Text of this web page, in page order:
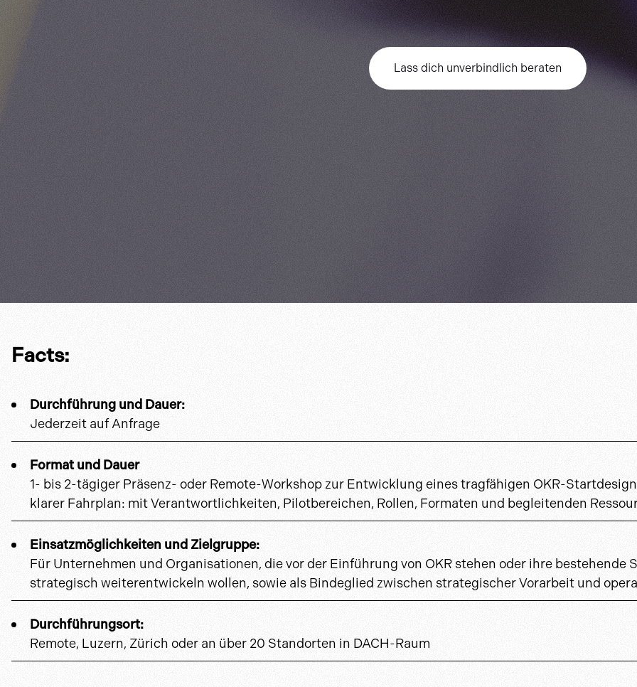
Lass dich unverbindlich beraten
Facts:
Durchführung und Dauer:
Jederzeit auf Anfrage
Format und Dauer
1- bis 2-tägiger Präsenz- oder Remote-Workshop zur Entwicklung eines tragfähigen OKR-
klarer Fahrplan: mit Verantwortlichkeiten, Pilotbereichen, Rollen, Formaten und begleitenden
Einsatzmöglichkeiten und Zielgruppe:
Für Unternehmen und Organisationen, die vor der Einführung von OKR stehen oder ihre bestehende
strategisch weiterentwickeln wollen, sowie als Bindeglied zwischen strategischer Vorarbeit und
Durchführungsort:
Remote, Luzern, Zürich oder an über 20 Standorten in DACH-Raum